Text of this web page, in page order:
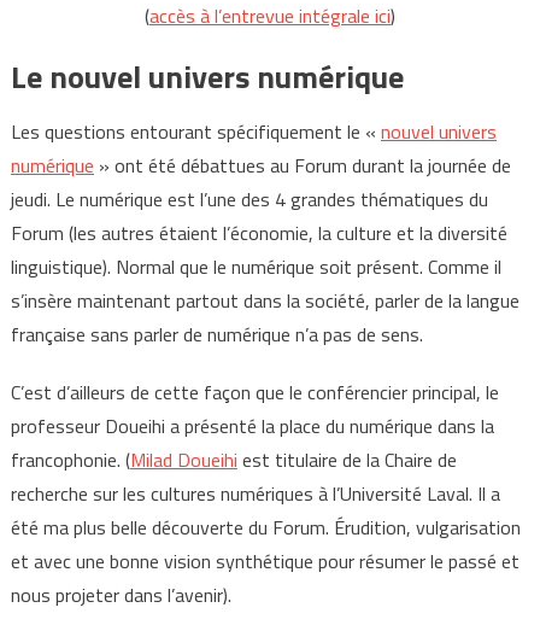
(accès à l’entrevue intégrale ici)
Le nouvel univers numérique
Les questions entourant spécifiquement le « nouvel univers
numérique » ont été débattues au Forum durant la journée de
jeudi. Le numérique est l’une des 4 grandes thématiques du
Forum (les autres étaient l’économie, la culture et la diversité
linguistique). Normal que le numérique soit présent. Comme il
s’insère maintenant partout dans la société, parler de la langue
française sans parler de numérique n’a pas de sens.
C’est d’ailleurs de cette façon que le conférencier principal, le
professeur Doueihi a présenté la place du numérique dans la
francophonie. (Milad Doueihi est titulaire de la Chaire de
recherche sur les cultures numériques à l’Université Laval. Il a
été ma plus belle découverte du Forum. Érudition, vulgarisation
et avec une bonne vision synthétique pour résumer le passé et
nous projeter dans l’avenir).